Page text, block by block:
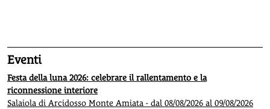
Eventi
Festa della luna 2026: celebrare il rallentamento e la
riconnessione interiore
Salaiola di Arcidosso Monte Amiata - dal 08/08/2026 al 09/08/2026